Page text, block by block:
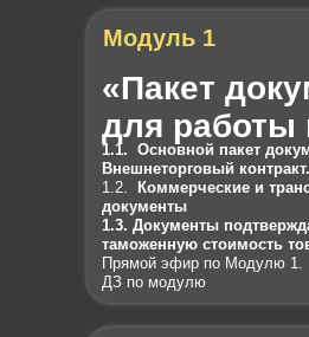
«Пакет
для работы
Модуль 1
1.1. Основной пакет
Внешнеторговый контракт.
1.2.
Коммерческие и
документы
1.3. Документы
таможенную стоимость
Прямой эфир по Модулю 1.
ДЗ по модулю